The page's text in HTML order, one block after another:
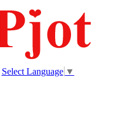
Select Language ▼